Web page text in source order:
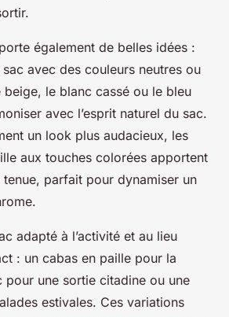
également de belles idées :
avec des couleurs neutres ou
beige, le blanc cassé ou le bleu
avec l’esprit naturel du sac.
un look plus audacieux, les
aux touches colorées apportent
parfait pour dynamiser un
adapté à l’activité et au lieu
: un cabas en paille pour la
pour une sortie citadine ou une
estivales. Ces variations